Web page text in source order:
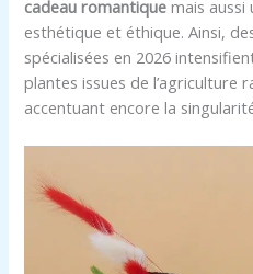
cadeau romantique mais aussi
esthétique et éthique. Ainsi,
spécialisées en 2026
plantes issues de l’agriculture
accentuant encore la